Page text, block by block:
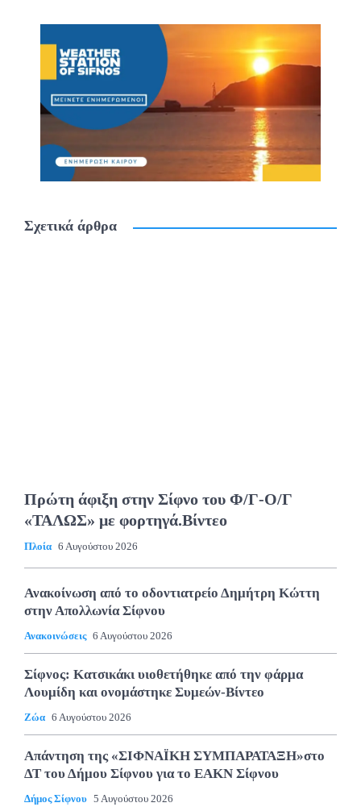
Σχετικά άρθρα
Πρώτη άφιξη στην Σίφνο του Φ/Γ-Ο/Γ
«ΤΑΛΩΣ» με φορτηγά.Βίντεο
Πλοία 6 Αυγούστου 2026
Ανακοίνωση από το οδοντιατρείο Δημήτρη Κώττη
στην Απολλωνία Σίφνου
Ανακοινώσεις 6 Αυγούστου 2026
Σίφνος: Κατσικάκι υιοθετήθηκε από την φάρμα
Λουμίδη και ονομάστηκε Συμεών-Βίντεο
Ζώα 6 Αυγούστου 2026
Απάντηση της «ΣΙΦΝΑΪΚΗ ΣΥΜΠΑΡΑΤΑΞΗ»στο
ΔΤ του Δήμου Σίφνου για το ΕΑΚΝ Σίφνου
Δήμος Σίφνου 5 Αυγούστου 2026